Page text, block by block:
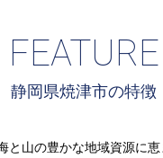
FEATURE
静岡県焼津市の特徴
と山の豊かな地域資源に恵